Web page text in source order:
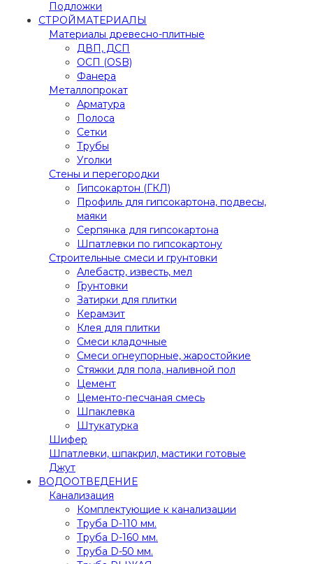
Подложки
СТРОЙМАТЕРИАЛЫ
Материалы древесно-плитные
ДВП, ДСП
ОСП (OSB)
Фанера
Металлопрокат
Арматура
Полоса
Сетки
Трубы
Уголки
Стены и перегородки
Гипсокартон (ГКЛ)
Профиль для гипсокартона, подвесы,
маяки
Серпянка для гипсокартона
Шпатлевки по гипсокартону
Строительные смеси и грунтовки
Алебастр, известь, мел
Грунтовки
Затирки для плитки
Керамзит
Клея для плитки
Смеси кладочные
Смеси огнеупорные, жаростойкие
Стяжки для пола, наливной пол
Цемент
Цементо-песчаная смесь
Шпаклевка
Штукатурка
Шифер
Шпатлевки, шпакрил, мастики готовые
Джут
ВОДООТВЕДЕНИЕ
Канализация
Комплектующие к канализации
Труба D-110 мм.
Труба D-160 мм.
Труба D-50 мм.